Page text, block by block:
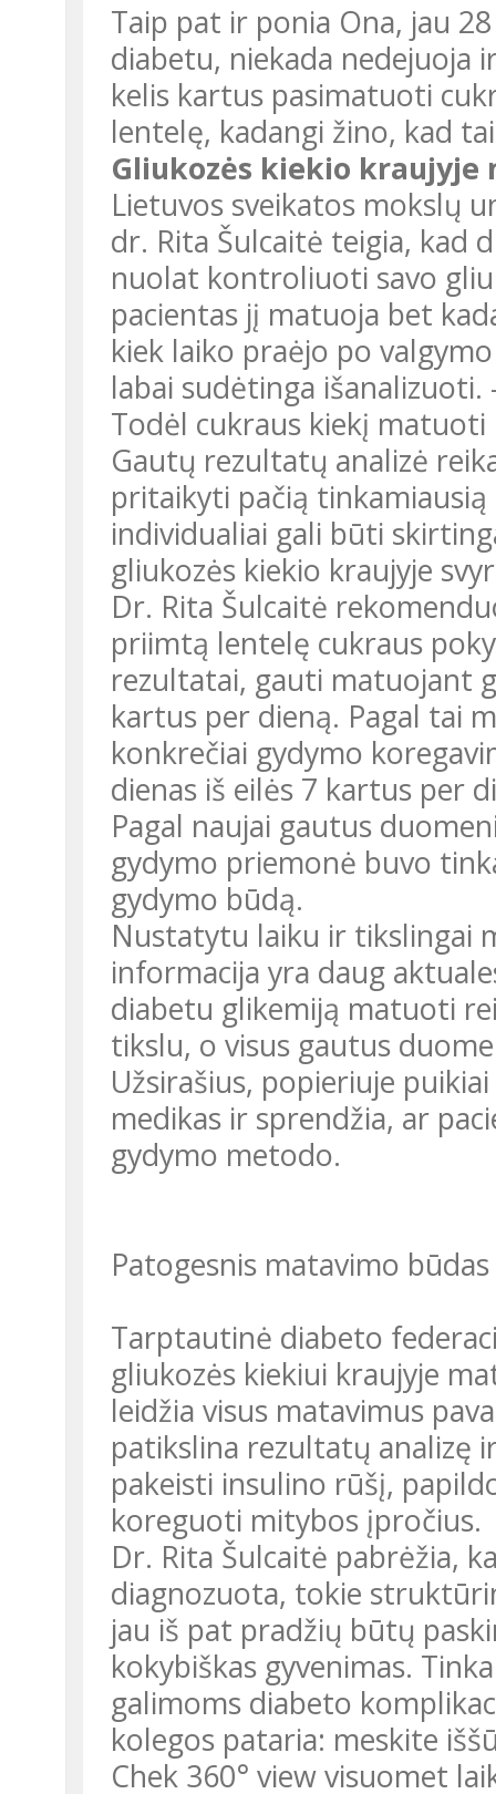
Taip pat ir ponia Ona, jau
diabetu, niekada nedejuoja
kelis kartus pasimatuoti
lentelę, kadangi žino, kad
Gliukozės kiekio kraujyje
Lietuvos sveikatos mokslų
dr. Rita Šulcaitė teigia, kad
nuolat kontroliuoti savo
pacientas jį matuoja bet
kiek laiko praėjo po
labai sudėtinga
Todėl cukraus kiekį
Gautų rezultatų analizė
pritaikyti pačią
individualiai gali būti
gliukozės kiekio kraujyje
Dr. Rita Šulcaitė
priimtą lentelę cukraus
rezultatai, gauti matuojant
kartus per dieną. Pagal tai
konkrečiai gydymo
dienas iš eilės 7 kartus per
Pagal naujai gautus
gydymo priemonė buvo
gydymo būdą.
Nustatytu laiku ir tikslingai
informacija yra daug
diabetu glikemiją matuoti
tikslu, o visus gautus
Užsirašius, popieriuje
medikas ir sprendžia, ar
gydymo metodo.
Patogesnis matavimo būdas
Tarptautinė diabeto
gliukozės kiekiui kraujyje
leidžia visus matavimus
patikslina rezultatų analizę
pakeisti insulino rūšį,
koreguoti mitybos įpročius.
Dr. Rita Šulcaitė pabrėžia,
diagnozuota, tokie
jau iš pat pradžių būtų
kokybiškas gyvenimas.
galimoms diabeto
kolegos pataria: meskite
Chek 360° view visuomet